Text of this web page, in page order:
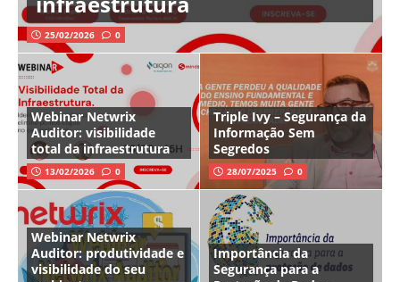
25/02/2026 0
Webinar Netwrix
Auditor: visibilidade
total da infraestrutura
13/02/2026 0
Triple Ivy – Segurança da
Informação Sem
Segredos
28/07/2025 0
Webinar Netwrix
Auditor: produtividade e
visibilidade do seu
Importância da
Segurança para a